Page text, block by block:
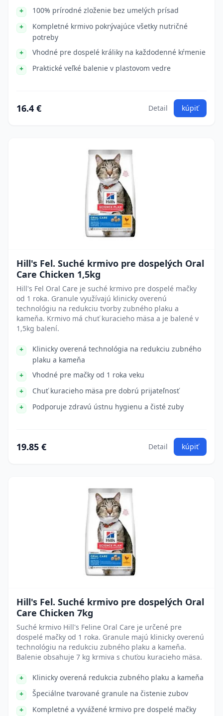
100% prírodné zloženie bez umelých prísad
Kompletné krmivo pokrývajúce všetky nutričné
potreby
Vhodné pre dospelé králiky na každodenné kŕmenie
Praktické veľké balenie v plastovom vedre
16.4 € Detail kúpiť
Hill's Fel. Suché krmivo pre dospelých Oral
Care Chicken 1,5kg
Hill's Fel Oral Care je suché krmivo pre dospelé mačky
od 1 roka. Granule využívajú klinicky overenú
technológiu na redukciu tvorby zubného plaku a
kameňa. Krmivo má chuť kuracieho mäsa a je balené v
1,5kg balení.
Klinicky overená technológia na redukciu zubného
plaku a kameňa
Vhodné pre mačky od 1 roka veku
Chuť kuracieho mäsa pre dobrú prijateľnosť
Podporuje zdravú ústnu hygienu a čisté zuby
19.85 € Detail kúpiť
Hill's Fel. Suché krmivo pre dospelých Oral
Care Chicken 7kg
Suché krmivo Hill's Feline Oral Care je určené pre
dospelé mačky od 1 roka. Granule majú klinicky overenú
technológiu na redukciu zubného plaku a kameňa.
Balenie obsahuje 7 kg krmiva s chuťou kuracieho mäsa.
Klinicky overená redukcia zubného plaku a kameňa
Špeciálne tvarované granule na čistenie zubov
Kompletné a vyvážené krmivo pre dospelé mačky